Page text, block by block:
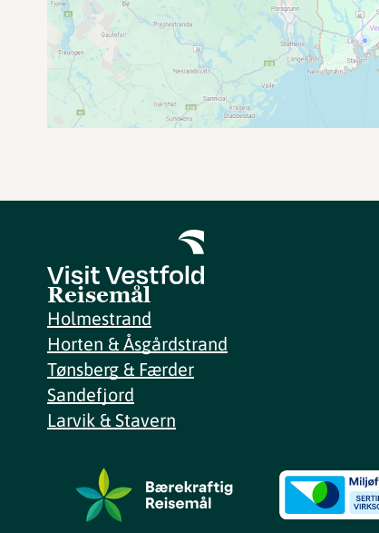
Reisemål
Holmestrand
Horten & Åsgårdstrand
Tønsberg & Færder
Sandefjord
Larvik & Stavern